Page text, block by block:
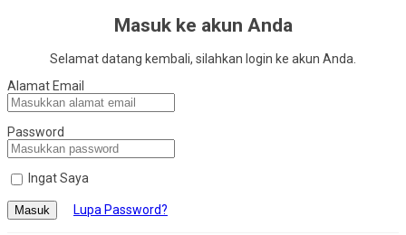
Masuk ke akun Anda
Selamat datang kembali, silahkan login ke akun Anda.
Alamat Email
Password
Ingat Saya
Masuk Lupa Password?